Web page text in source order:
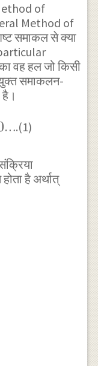
of
Method of
समाकल से क्या
वह हल जो किसी
समाकलन-
है।
….(1)
है अर्थात्